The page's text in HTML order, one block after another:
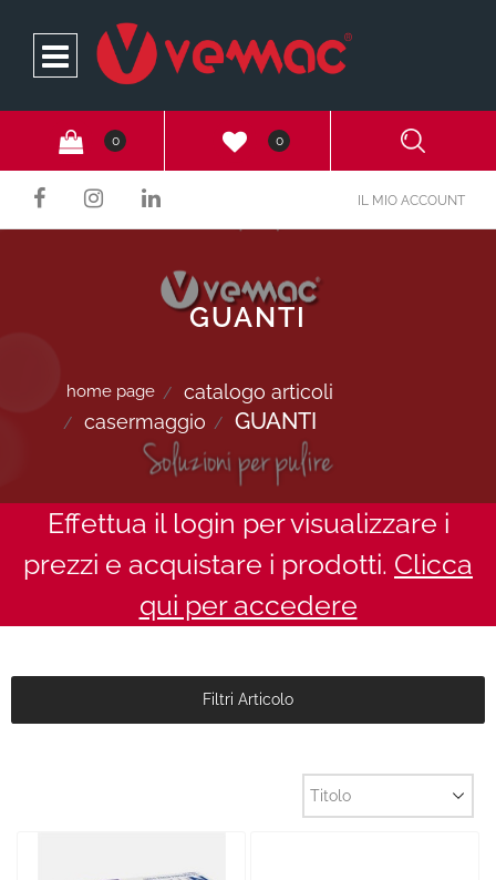
Open
0 0
IL MIO ACCOUNT
GUANTI
home page
catalogo articoli
casermaggio
GUANTI
Effettua il login per visualizzare i
prezzi e acquistare i prodotti. Clicca
qui per accedere
Filtri Articolo